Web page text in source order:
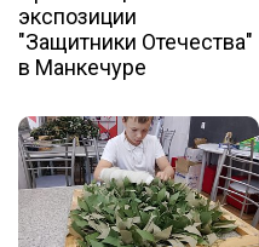
экспозиции
"Защитники Отечества"
в Манкечуре